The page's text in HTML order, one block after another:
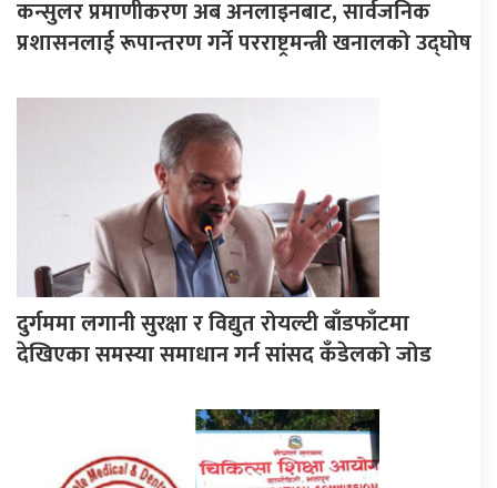
कन्सुलर प्रमाणीकरण अब अनलाइनबाट, सार्वजनिक
प्रशासनलाई रूपान्तरण गर्ने परराष्ट्रमन्त्री खनालको उद्घोष
दुर्गममा लगानी सुरक्षा र विद्युत रोयल्टी बाँडफाँटमा
देखिएका समस्या समाधान गर्न सांसद कँडेलको जोड